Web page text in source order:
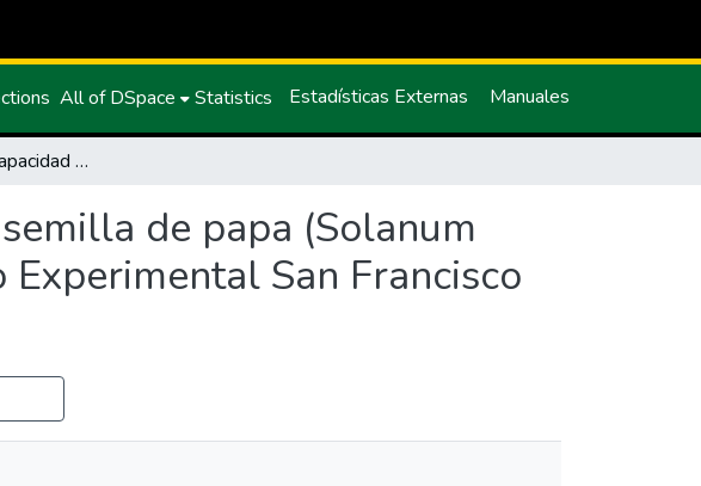
All of DSpace Statistics Estadísticas Externas Manuales
Evaluación de la capacidad productiva de semilla de papa (Solanum tuberosum L.) de agricultores en el Centro Experimental San Francisco de la UPEC
de papa (Solanum
San Francisco